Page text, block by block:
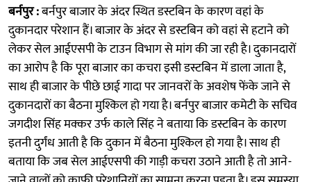
बर्नपुर :बर्नपुर बाजार के अंदर स्थित डस्टबिन के कारण वहां के
दुकानदार परेशान हैं। बाजार के अंदर से डस्टबिन को वहां से हटाने को
लेकर सेल आईएसपी के टाउन विभाग से मांग की जा रही है। दुकानदारों
का आरोप है कि पूरा बाजार का कचरा इसी डस्टबिन में डाला जाता है,
साथ ही बाजार के पीछे छाई गादा पर जानवरों के अवशेष फेंके जाने से
दुकानदारों का बैठना मुश्किल हो गया है। बर्नपुर बाजार कमेटी के सचिव
जगदीश सिंह मक्कर उर्फ काले सिंह ने बताया कि डस्टबिन के कारण
इतनी दुर्गंध आती है कि दुकान में बैठना मुश्किल हो गया है। साथ ही
बताया कि जब सेल आईएसपी की गाड़ी कचरा उठाने आती है तो आने-